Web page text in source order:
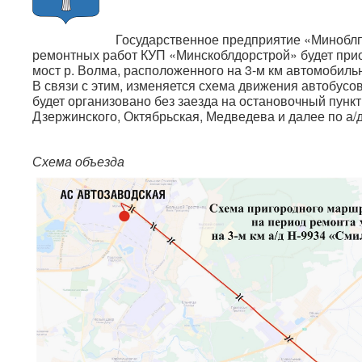
Государственное предприятие
ремонтных работ КУП «Минскоблдорстрой» будет
мост р. Волма, расположенного на 3-м км
В связи с этим, изменяется схема движения
будет организовано без заезда на остановочный
Дзержинского, Октябрьская, Медведева и далее по
Схема объезда